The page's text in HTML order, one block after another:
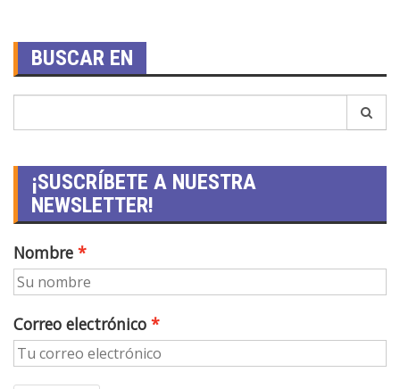
BUSCAR EN
¡SUSCRÍBETE A NUESTRA
NEWSLETTER!
Nombre
Correo electrónico